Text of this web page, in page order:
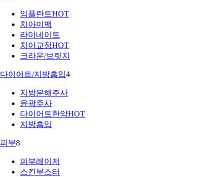
임플란트HOT
치아미백
라미네이트
치아교정HOT
크라운/브릿지
다이어트/지방흡입4
지방분해주사
윤곽주사
다이어트한약HOT
지방흡입
피부8
피부레이저
스킨부스터